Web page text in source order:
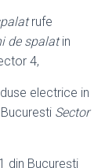
rufe
de spalatin
4,
electrice in
Sector
din Bucureşti